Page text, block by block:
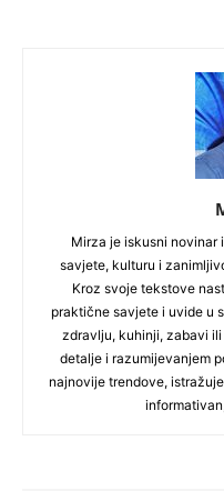
Mirza je iskusni
savjete, kulturu i
Kroz svoje tekstove
praktične savjete i uvide u
zdravlju, kuhinji, zabavi
detalje i razumijevanjem
najnovije trendove,